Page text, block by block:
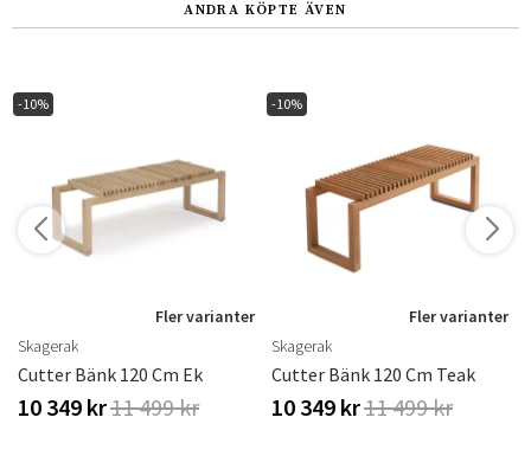
ANDRA KÖPTE ÄVEN
-10%
Fler varianter
Skagerak
Cutter Bänk 120 Cm Ek
10 349 kr11 499 kr
-10%
Fler varianter
Skagerak
Cutter Bänk 120 Cm Teak
10 349 kr11 499 kr